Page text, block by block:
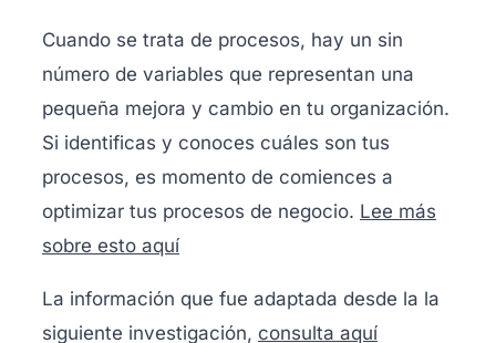
Cuando se trata de procesos, hay un sin
número de variables que representan una
pequeña mejora y cambio en tu organización.
Si identificas y conoces cuáles son tus
procesos, es momento de comiences a
optimizar tus procesos de negocio. Lee más
sobre esto aquí
La información que fue adaptada desde la la
siguiente investigación, consulta aquí